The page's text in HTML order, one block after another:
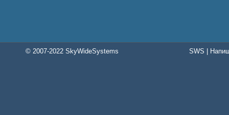
© 2007-2022 SkyWideSystems SWS